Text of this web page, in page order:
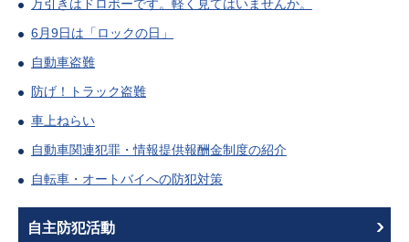
万引きはドロボーです。軽く見てはいませんか。
6月9日は「ロックの日」
自動車盗難
防げ！トラック盗難
車上ねらい
自動車関連犯罪・情報提供報酬金制度の紹介
自転車・オートバイへの防犯対策
自主防犯活動